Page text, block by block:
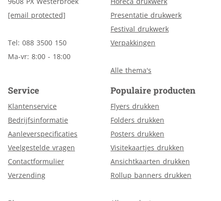
[email protected]
Tel: 088 3500 150
Ma-vr: 8:00 - 18:00
Presentatie drukwerk
Festival drukwerk
Verpakkingen
Alle thema's
Service
Klantenservice
Bedrijfsinformatie
Aanleverspecificaties
Veelgestelde vragen
Contactformulier
Verzending
Populaire producten
Flyers drukken
Folders drukken
Posters drukken
Visitekaartjes drukken
Ansichtkaarten drukken
Rollup banners drukken